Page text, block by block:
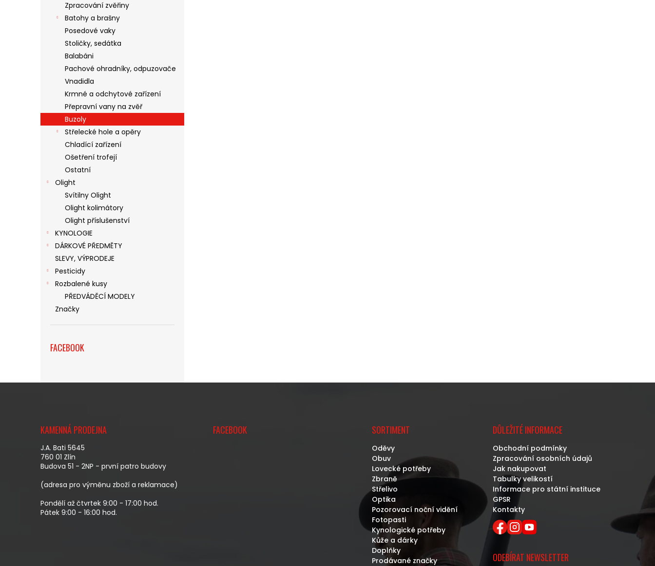
Zpracování zvěřiny
Batohy a brašny
Posedové vaky
Stoličky, sedátka
Balabáni
Pachové ohradníky, odpuzovače
Vnadidla
Krmné a odchytové zařízení
Přepravní vany na zvěř
Buzoly
Střelecké hole a opěry
Chladící zařízení
Ošetření trofejí
Ostatní
Olight
Svítilny Olight
Olight kolimátory
Olight příslušenství
KYNOLOGIE
DÁRKOVÉ PŘEDMĚTY
SLEVY, VÝPRODEJE
Pesticidy
Rozbalené kusy
PŘEDVÁDĚCÍ MODELY
Značky
FACEBOOK
KAMENNÁ PRODEJNA
J.A. Bati 5645
760 01 Zlín
Budova 51 - 2NP - první patro budovy
(adresa pro výměnu zboží a reklamace)
Pondělí až čtvrtek 9:00 - 17:00 hod.
Pátek 9:00 - 16:00 hod.
FACEBOOK SORTIMENT
Oděvy
Obuv
Lovecké potřeby
Zbraně
Střelivo
Optika
Pozorovací noční vidění
Fotopasti
Kynologické potřeby
Kůže a dárky
Doplňky
Prodávané značky
DŮLEŽITÉ INFORMACE
Obchodní podmínky
Zpracování osobních údajů
Jak nakupovat
Tabulky velikostí
Informace pro státní instituce
GPSR
Kontakty
ODEBÍRAT NEWSLETTER